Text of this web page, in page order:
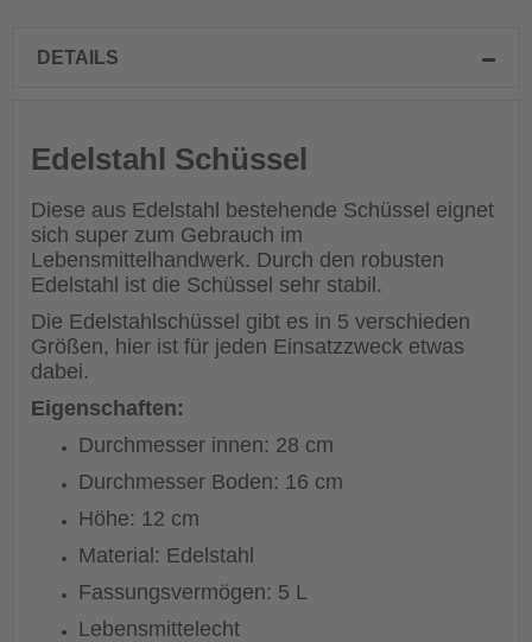
DETAILS
Edelstahl Schüssel
Diese aus Edelstahl bestehende Schüssel eignet
sich super zum Gebrauch im
Lebensmittelhandwerk. Durch den robusten
Edelstahl ist die Schüssel sehr stabil.
Die Edelstahlschüssel gibt es in 5 verschieden
Größen, hier ist für jeden Einsatzzweck etwas
dabei.
Eigenschaften:
Durchmesser innen: 28 cm
Durchmesser Boden: 16 cm
Höhe: 12 cm
Material: Edelstahl
Fassungsvermögen: 5 L
Lebensmittelecht